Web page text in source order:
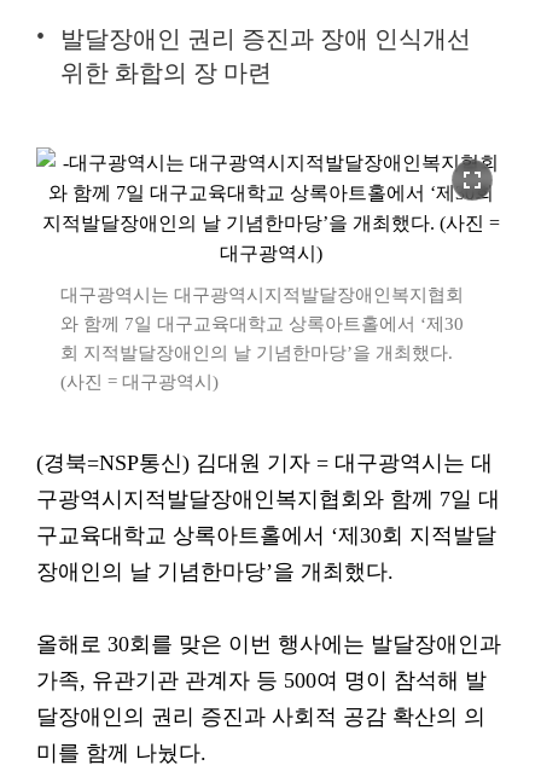
발달장애인 권리 증진과 장애 인식개선
위한 화합의 장 마련
fullscreen
대구광역시는 대구광역시지적발달장애인복지협회
와 함께 7일 대구교육대학교 상록아트홀에서 ‘제30
회 지적발달장애인의 날 기념한마당’을 개최했다.
(사진 = 대구광역시)
(경북=NSP통신) 김대원 기자 = 대구광역시는 대
구광역시지적발달장애인복지협회와 함께 7일 대
구교육대학교 상록아트홀에서 ‘제30회 지적발달
장애인의 날 기념한마당’을 개최했다.
올해로 30회를 맞은 이번 행사에는 발달장애인과
가족, 유관기관 관계자 등 500여 명이 참석해 발
달장애인의 권리 증진과 사회적 공감 확산의 의
미를 함께 나눴다.